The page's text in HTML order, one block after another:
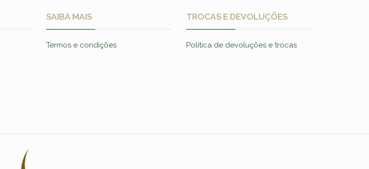
SAIBA MAIS
Termos e condições
TROCAS E DEVOLUÇÕES
Política de devoluções e trocas